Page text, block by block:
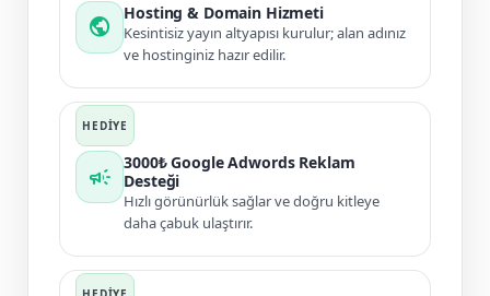
public
Hosting & Domain Hizmeti
Kesintisiz yayın altyapısı kurulur; alan adınız
ve hostinginiz hazır edilir.
campaign
3000₺ Google Adwords Reklam
Desteği
Hızlı görünürlük sağlar ve doğru kitleye
daha çabuk ulaştırır.